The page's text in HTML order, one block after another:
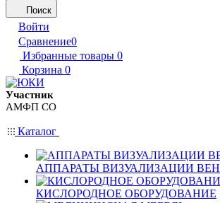
Поиск
Войти
Сравнение0
Избранные товары 0
Корзина 0
Участник
АМФП СО
Каталог
АППАРАТЫ ВИЗУАЛИЗАЦИИ ВЕН
КИСЛОРОДНОЕ ОБОРУДОВАНИЕ